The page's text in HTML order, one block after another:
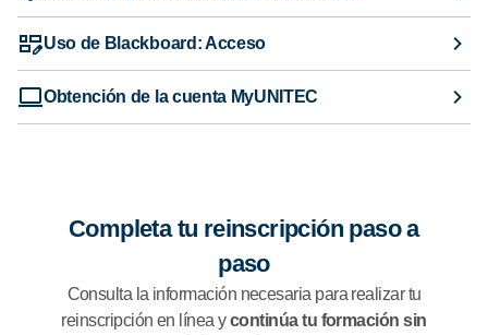
Uso de Blackboard: Acceso
Obtención de la cuenta MyUNITEC
Completa tu reinscripción paso a
paso
Consulta la información necesaria para realizar tu
reinscripción en línea ycontinúa tu formación sin